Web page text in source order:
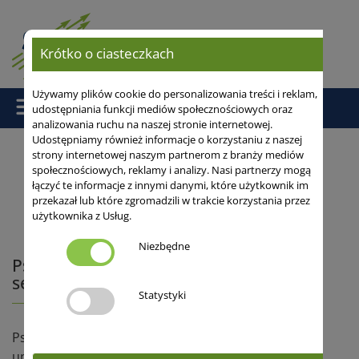
Strona główna/Serwis/Artykuly/ Pszenica ozima - wybierz
odmianę na sezon 2023-24
Pszenica ozima - wybierz odmianę na
sezon 2023-24
Pszenica ozima jest jednym z najważniejszych zbóż
Krótko o ciasteczkach
Używamy plików cookie do personalizowania treści i reklam,
udostępniania funkcji mediów społecznościowych oraz
analizowania ruchu na naszej stronie internetowej.
Udostępniamy również informacje o korzystaniu z naszej
strony internetowej naszym partnerom z branży mediów
społecznościowych, reklamy i analizy. Nasi partnerzy mogą
łączyć te informacje z innymi danymi, które użytkownik im
przekazał lub które zgromadzili w trakcie korzystania przez
użytkownika z Usług.
Niezbędne
Statystyki